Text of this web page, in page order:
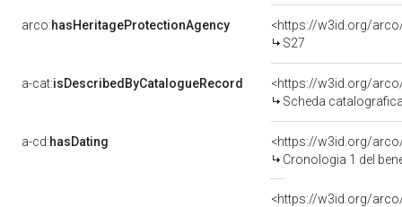
arco:hasHeritageProtectionAgency
<https://w3id.org/
S27
a-cat:isDescribedByCatalogueRecord
<https://w3id.org/
Scheda
a-cd:hasDating
<https://w3id.org/
Cronologia 1 del
<https://w3id.org/